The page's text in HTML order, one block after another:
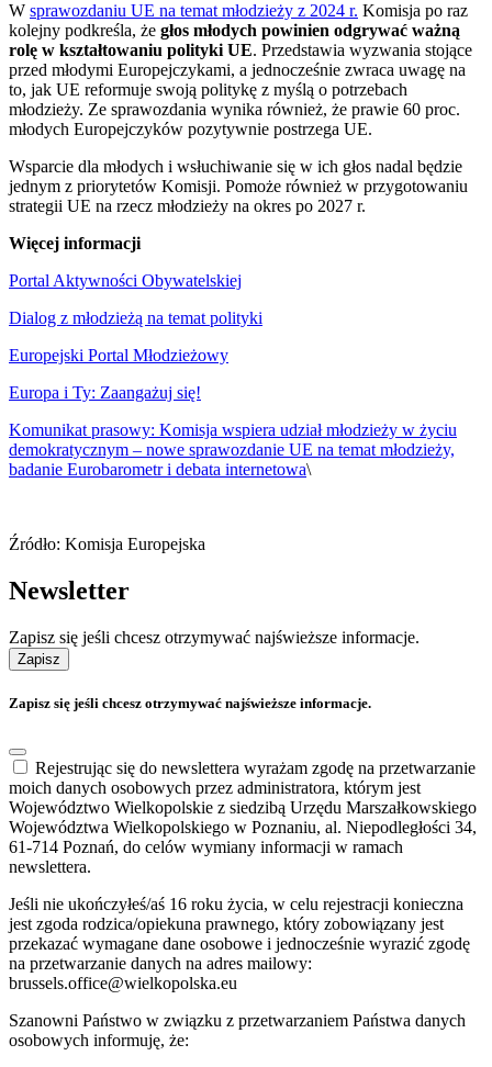
W sprawozdaniu UE na temat młodzieży z 2024 r. Komisja po raz
kolejny podkreśla, że głos młodych powinien odgrywać ważną
rolę w kształtowaniu polityki UE. Przedstawia wyzwania stojące
przed młodymi Europejczykami, a jednocześnie zwraca uwagę na
to, jak UE reformuje swoją politykę z myślą o potrzebach
młodzieży. Ze sprawozdania wynika również, że prawie 60 proc.
młodych Europejczyków pozytywnie postrzega UE.
Wsparcie dla młodych i wsłuchiwanie się w ich głos nadal będzie
jednym z priorytetów Komisji. Pomoże również w przygotowaniu
strategii UE na rzecz młodzieży na okres po 2027 r.
Więcej informacji
Portal Aktywności Obywatelskiej
Dialog z młodzieżą na temat polityki
Europejski Portal Młodzieżowy
Europa i Ty: Zaangażuj się!
Komunikat prasowy: Komisja wspiera udział młodzieży w życiu
demokratycznym – nowe sprawozdanie UE na temat młodzieży,
badanie Eurobarometr i debata internetowa\
Źródło: Komisja Europejska
Newsletter
Zapisz się jeśli chcesz otrzymywać najświeższe informacje.
Zapisz
Zapisz się jeśli chcesz otrzymywać najświeższe informacje.
Rejestrując się do newslettera wyrażam zgodę na przetwarzanie
moich danych osobowych przez administratora, którym jest
Województwo Wielkopolskie z siedzibą Urzędu Marszałkowskiego
Województwa Wielkopolskiego w Poznaniu, al. Niepodległości 34,
61-714 Poznań, do celów wymiany informacji w ramach
newslettera.
Jeśli nie ukończyłeś/aś 16 roku życia, w celu rejestracji konieczna
jest zgoda rodzica/opiekuna prawnego, który zobowiązany jest
przekazać wymagane dane osobowe i jednocześnie wyrazić zgodę
na przetwarzanie danych na adres mailowy:
brussels.office@wielkopolska.eu
Szanowni Państwo w związku z przetwarzaniem Państwa danych
osobowych informuję, że: